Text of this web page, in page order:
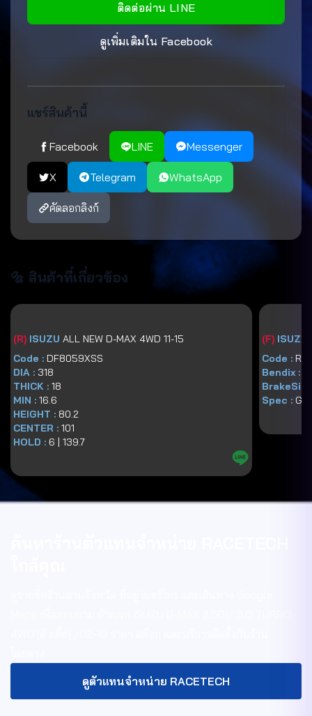
ติดต่อผ่าน LINE
ดูเพิ่มเติมใน Facebook
แชร์สินค้านี้
Facebook LINE Messenger
X Telegram WhatsApp
คัดลอกลิงก์
🔩 สินค้าที่เกี่ยวข้อง
(R) ISUZU ALL NEW D-MAX 4WD 11-15
Code : DF8059XSS
DIA : 318
THICK : 18
MIN : 16.6
HEIGHT : 80.2
CENTER : 101
HOLD : 6 | 139.7
(F) ISUZU
Code :
Bendix :
Spec : GG
ดูตัวแทนจำหน่าย RACETECH